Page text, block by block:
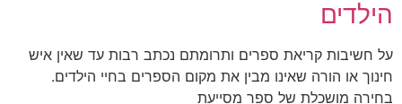
הילדים
על חשיבות קריאת ספרים ותרומתם נכתב רבות עד שאין איש
חינוך או הורה שאינו מבין את מקום הספרים בחיי הילדים.
בחירה מושכלת של ספר מסייעת